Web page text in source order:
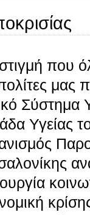
που
μας
Σύστημα
Υγείας